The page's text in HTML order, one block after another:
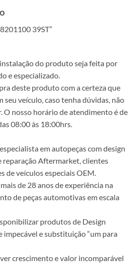
39ST”
do produto seja feita por
e especializado.
deste produto com a certeza que
seu veículo, caso tenha dúvidas, não
O nosso horário de atendimento é de
08:00 às 18:00hrs.
em autopeças com design
reparação Aftermarket, clientes
de veículos especiais OEM.
de 28 anos de experiência na
de peças automotivas em escala
produtos de Design
e substituição “um para
crescimento e valor incomparável